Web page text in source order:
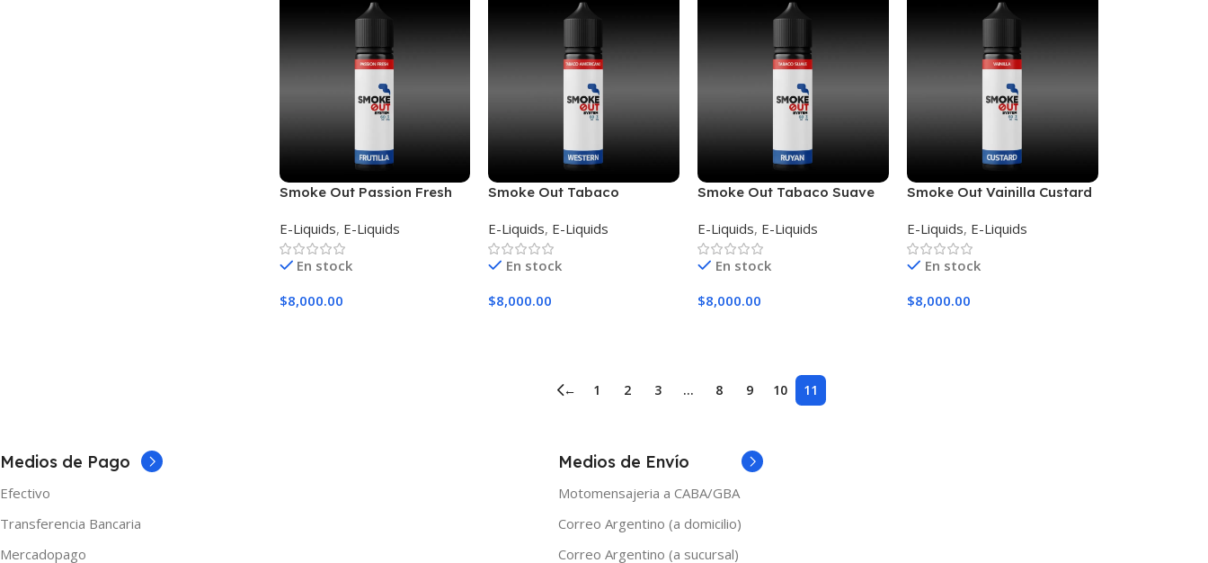
Smoke Out Passion Fresh
E-Liquids, E-Liquids
En stock
$8,000.00
Smoke Out Tabaco
E-Liquids, E-Liquids
En stock
$8,000.00
Smoke Out Tabaco Suave
E-Liquids, E-Liquids
En stock
$8,000.00
Smoke Out Vainilla Custard
E-Liquids, E-Liquids
En stock
$8,000.00
← 1 2 3 … 8 9 10 11
Medios de Pago
Efectivo
Transferencia Bancaria
Mercadopago
Medios de Envío
Motomensajeria a CABA/GBA
Correo Argentino (a domicilio)
Correo Argentino (a sucursal)